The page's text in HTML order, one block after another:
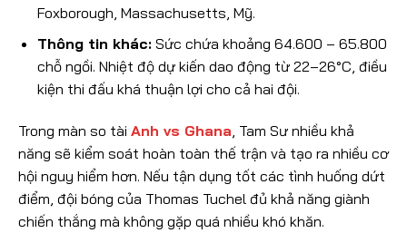
Foxborough, Massachusetts, Mỹ.
Thông tin khác:Sức chứa khoảng 64.600 – 65.800
chỗ ngồi. Nhiệt độ dự kiến dao động từ 22–26°C, điều
kiện thi đấu khá thuận lợi cho cả hai đội.
Trong màn so tài Anh vs Ghana , Tam Sư nhiều khả
năng sẽ kiểm soát hoàn toàn thế trận và tạo ra nhiều cơ
hội nguy hiểm hơn. Nếu tận dụng tốt các tình huống dứt
điểm, đội bóng của Thomas Tuchel đủ khả năng giành
chiến thắng mà không gặp quá nhiều khó khăn.